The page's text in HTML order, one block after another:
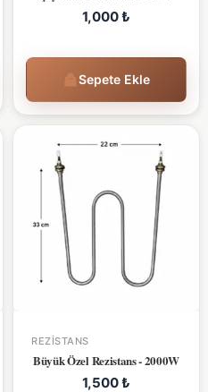
1,000₺
Sepete Ekle
REZISTANS
Büyük Özel Rezistans - 2000W
1,500₺